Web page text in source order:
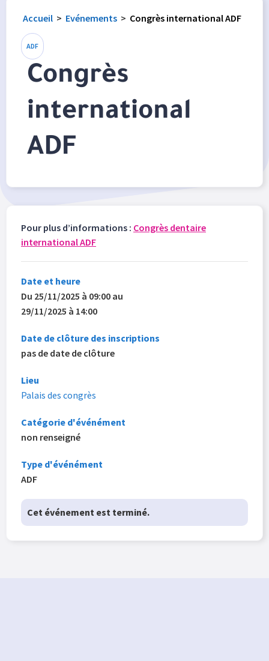
Accueil > Evénements > Congrès international ADF
ADF
Congrès
international
ADF
Pour plus d’informations : Congrès dentaire
international ADF
Date et heure
Du 25/11/2025 à 09:00 au
29/11/2025 à 14:00
Date de clôture des inscriptions
pas de date de clôture
Lieu
Palais des congrès
Catégorie d'événément
non renseigné
Type d'événément
ADF
Cet événement est terminé.